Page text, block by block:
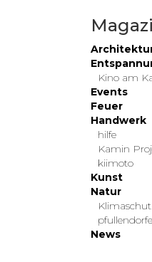
Kino am
Events
Feuer
Handwerk
hilfe
Kamin
kiimoto
Kunst
Natur
News